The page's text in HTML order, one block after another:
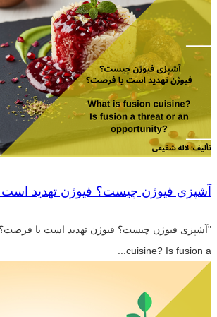
آشپزی فیوژن چیست؟ فیوژن تهدید
cuisine? Is fusion a...